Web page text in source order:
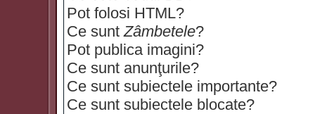
Pot folosi HTML?
Ce suntZâmbetele?
Pot publica imagini?
Ce sunt anunţurile?
Ce sunt subiectele importante?
Ce sunt subiectele blocate?